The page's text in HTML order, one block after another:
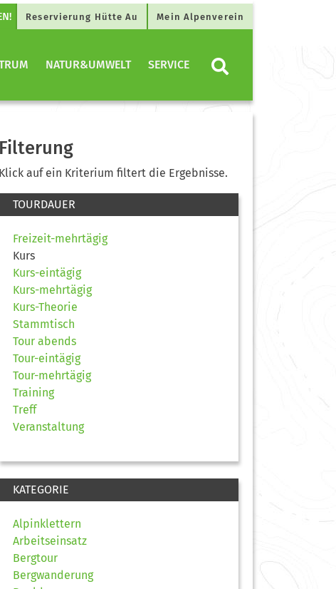
Reservierung Hütte Au Mein Alpenverein
NATUR&UMWELT SERVICE
Filterung
Klick auf ein Kriterium filtert die Ergebnisse.
TOURDAUER
Freizeit-mehrtägig
Kurs
Kurs-eintägig
Kurs-mehrtägig
Kurs-Theorie
Stammtisch
Tour abends
Tour-eintägig
Tour-mehrtägig
Training
Treff
Veranstaltung
KATEGORIE
Alpinklettern
Arbeitseinsatz
Bergtour
Bergwanderung